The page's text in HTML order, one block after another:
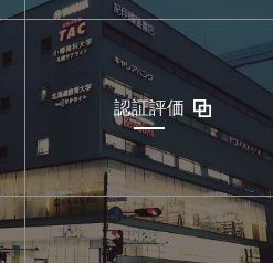
認証評価